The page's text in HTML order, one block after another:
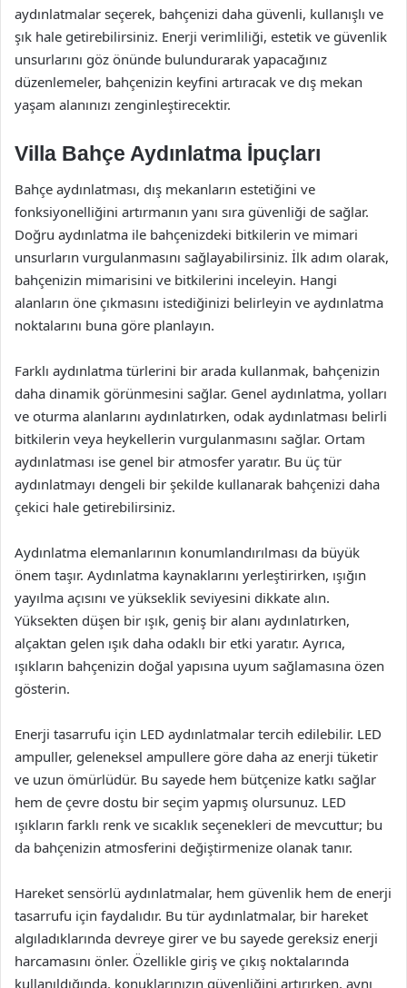
aydınlatmalar seçerek, bahçenizi daha güvenli, kullanışlı ve
şık hale getirebilirsiniz. Enerji verimliliği, estetik ve güvenlik
unsurlarını göz önünde bulundurarak yapacağınız
düzenlemeler, bahçenizin keyfini artıracak ve dış mekan
yaşam alanınızı zenginleştirecektir.
Villa Bahçe Aydınlatma İpuçları
Bahçe aydınlatması, dış mekanların estetiğini ve
fonksiyonelliğini artırmanın yanı sıra güvenliği de sağlar.
Doğru aydınlatma ile bahçenizdeki bitkilerin ve mimari
unsurların vurgulanmasını sağlayabilirsiniz. İlk adım olarak,
bahçenizin mimarisini ve bitkilerini inceleyin. Hangi
alanların öne çıkmasını istediğinizi belirleyin ve aydınlatma
noktalarını buna göre planlayın.
Farklı aydınlatma türlerini bir arada kullanmak, bahçenizin
daha dinamik görünmesini sağlar. Genel aydınlatma, yolları
ve oturma alanlarını aydınlatırken, odak aydınlatması belirli
bitkilerin veya heykellerin vurgulanmasını sağlar. Ortam
aydınlatması ise genel bir atmosfer yaratır. Bu üç tür
aydınlatmayı dengeli bir şekilde kullanarak bahçenizi daha
çekici hale getirebilirsiniz.
Aydınlatma elemanlarının konumlandırılması da büyük
önem taşır. Aydınlatma kaynaklarını yerleştirirken, ışığın
yayılma açısını ve yükseklik seviyesini dikkate alın.
Yüksekten düşen bir ışık, geniş bir alanı aydınlatırken,
alçaktan gelen ışık daha odaklı bir etki yaratır. Ayrıca,
ışıkların bahçenizin doğal yapısına uyum sağlamasına özen
gösterin.
Enerji tasarrufu için LED aydınlatmalar tercih edilebilir. LED
ampuller, geleneksel ampullere göre daha az enerji tüketir
ve uzun ömürlüdür. Bu sayede hem bütçenize katkı sağlar
hem de çevre dostu bir seçim yapmış olursunuz. LED
ışıkların farklı renk ve sıcaklık seçenekleri de mevcuttur; bu
da bahçenizin atmosferini değiştirmenize olanak tanır.
Hareket sensörlü aydınlatmalar, hem güvenlik hem de enerji
tasarrufu için faydalıdır. Bu tür aydınlatmalar, bir hareket
algıladıklarında devreye girer ve bu sayede gereksiz enerji
harcamasını önler. Özellikle giriş ve çıkış noktalarında
kullanıldığında, konuklarınızın güvenliğini artırırken, aynı